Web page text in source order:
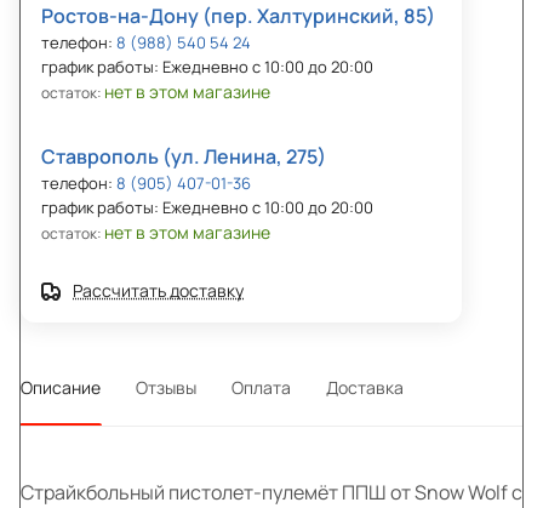
Ростов-на-Дону (пер. Халтуринский, 85)
телефон: 8 (988) 540 54 24
график работы: Ежедневно с 10:00 до 20:00
остаток: нет в этом магазине
Ставрополь (ул. Ленина, 275)
телефон: 8 (905) 407-01-36
график работы: Ежедневно с 10:00 до 20:00
остаток: нет в этом магазине
Рассчитать доставку
Описание Отзывы Оплата Доставка
Страйкбольный пистолет-пулемёт ППШ от Snow Wolf с